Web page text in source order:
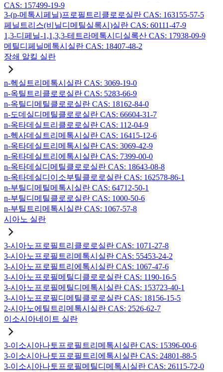
CAS: 157499-19-9
3-(p-메톡시페닐)프로필트리클로로실란 CAS: 163155-57-5
페닐트리스(비닐디메틸실록시)실란 CAS: 60111-47-9
1,3-디페닐-1,1,3,3-테트라메톡시디실록산 CAS: 17938-09-9
메틸디페닐메톡시실란 CAS: 18407-48-2
장쇄 알킬 실란
n-헥실트리메톡시실란 CAS: 3069-19-0
n-옥틸트리클로로실란 CAS: 5283-66-9
n-옥틸디메틸클로로실란 CAS: 18162-84-0
n-도데실디메틸클로로실란 CAS: 66604-31-7
n-옥타데실트리클로로실란 CAS: 112-04-9
n-헥사데실트리메톡시실란 CAS: 16415-12-6
n-옥타데실트리메톡시실란 CAS: 3069-42-9
n-옥타데실트리에톡시실란 CAS: 7399-00-0
n-옥타데실디메틸클로로실란 CAS: 18643-08-8
n-옥타데실디이소부틸클로로실란 CAS: 162578-86-1
n-부틸디메틸메톡시실란 CAS: 64712-50-1
n-부틸디메틸클로로실란 CAS: 1000-50-6
n-부틸트리메톡시실란 CAS: 1067-57-8
시아노 실란
3-시아노프로필트리클로로실란 CAS: 1071-27-8
3-시아노프로필트리메톡시실란 CAS: 55453-24-2
3-시아노프로필트리에톡시실란 CAS: 1067-47-6
3-시아노프로필메틸디클로로실란 CAS: 1190-16-5
3-시아노프로필메틸디메톡시실란 CAS: 153723-40-1
3-시아노프로필디메틸클로로실란 CAS: 18156-15-5
2-시아노에틸트리메톡시실란 CAS: 2526-62-7
이소시아네이트 실란
3-이소시아나토프로필트리메톡시실란 CAS: 15396-00-6
3-이소시아나토프로필트리에톡시실란 CAS: 24801-88-5
3-이소시아나토프로필메틸디메톡시실란 CAS: 26115-72-0